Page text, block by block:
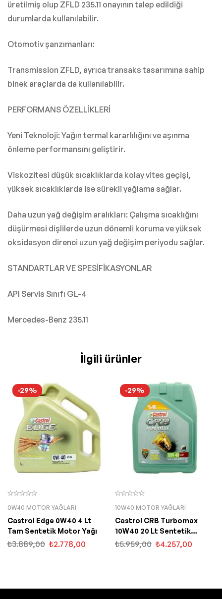
üretilmiş olup ZFLD 235.11 onayının talep edildiği
durumlarda kullanılabilir.
Otomotiv şanzımanları:
Transmission ZFLD, ayrıca transaks tasarımına sahip
binek araçlarda da kullanılabilir.
PERFORMANS ÖZELLİKLERİ
Yeni Teknoloji: Yağın termal kararlılığını ve aşınma
önleme performansını geliştirir.
Viskozitesi düşük sıcaklıklarda kolay vites geçişi,
yüksek sıcaklıklarda ise sürekli yağlama sağlar.
Daha uzun yağ değişim aralıkları: Çalışma sıcaklığını
düşürmesi dişlilerde uzun dönemli koruma ve yüksek
oksidasyon direnci uzun yağ değişim periyodu sağlar.
STANDARTLAR VE SPESİFİKASYONLAR
API Servis Sınıfı GL-4
Mercedes-Benz 235.11
İlgili ürünler
-29%
0W40 MOTOR YAĞLARI
Castrol Edge 0W40 4 Lt
Tam Sentetik Motor Yağı
₺3.889,00 ₺2.778,00
-29%
10W40 MOTOR YAĞLARI
Castrol CRB Turbomax
10W40 20 Lt Sentetik
Motor Yağı
₺5.959,00 ₺4.257,00